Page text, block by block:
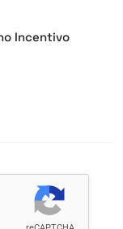
Incentivo